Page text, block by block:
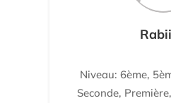
Niveau: 6ème,
Seconde,